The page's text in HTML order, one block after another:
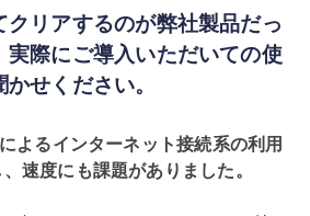
リアするのが弊社製品だっ
実際にご導入いただいての使
せください。
るインターネット接続系の利用
速度にも課題がありました。